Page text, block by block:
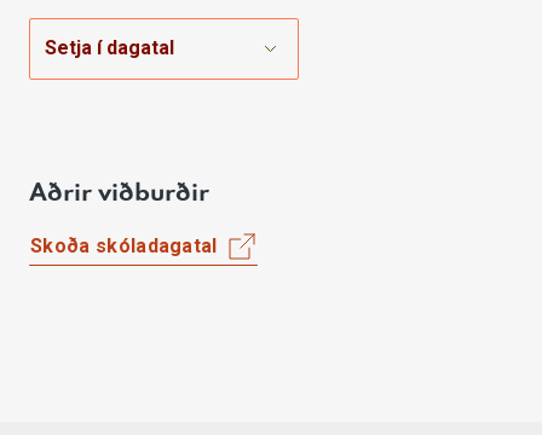
Setja í dagatal
Aðrir viðburðir
Skoða skóladagatal